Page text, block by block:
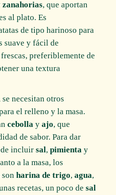
zanahorias, que aportan
al plato. Es
de tipo harinoso para
suave y fácil de
preferiblemente de
una textura
necesitan otros
el relleno y la masa.
cebolla yajo, que
de sabor. Para dar
incluirsal,pimienta y
a la masa, los
sonharina de trigo,agua,
recetas, un poco desal